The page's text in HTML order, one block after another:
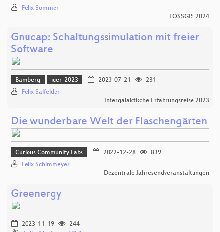
Felix Sommer
FOSSGIS 2024
Gnucap: Schaltungssimulation mit freier
Software
Bamberg iger-2023 2023-07-21
231
Felix Salfelder
Intergalaktische Erfahrungsreise 2023
Die wunderbare Welt der Flaschengärten
Curious Community Labs 2022-12-28
839
Felix Schimmeyer
Dezentrale Jahresendveranstaltungen
Greenergy
2023-11-19
244